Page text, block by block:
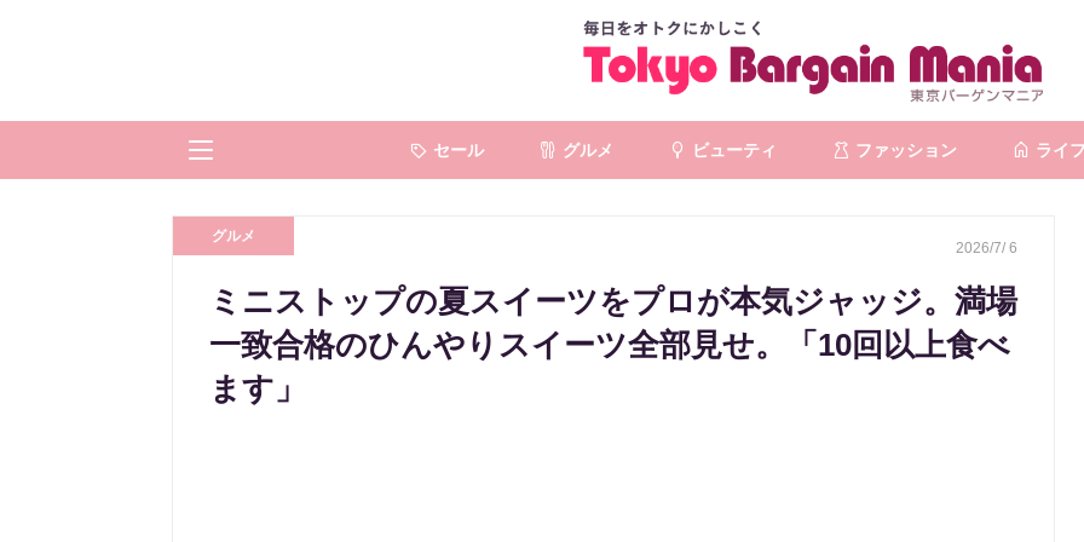
セール グルメ ビューティ ファッション ライフ
グルメ
2026/7/ 6
ミニストップの夏スイーツをプロが本気ジャッジ。満場
一致合格のひんやりスイーツ全部見せ。「10回以上食べ
ます」